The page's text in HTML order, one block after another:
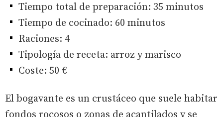
Tiempo total de preparación: 35 minutos
Tiempo de cocinado: 60 minutos
Raciones: 4
Tipología de receta: arroz y marisco
Coste: 50 €
El bogavante es un crustáceo que suele habitar